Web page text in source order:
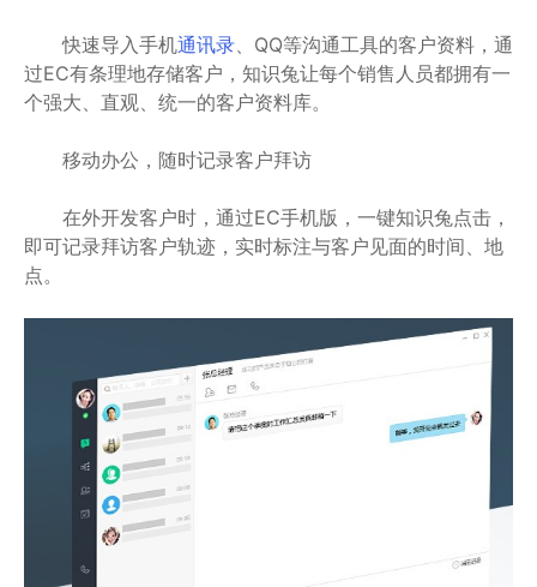
快速导入手机通讯录、QQ等沟通工具的客户资料，通
过EC有条理地存储客户，知识兔让每个销售人员都拥有一
个强大、直观、统一的客户资料库。
移动办公，随时记录客户拜访
在外开发客户时，通过EC手机版，一键知识兔点击，
即可记录拜访客户轨迹，实时标注与客户见面的时间、地
点。